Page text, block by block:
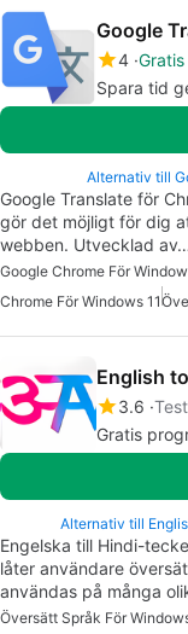
Google
4 Gratis
Spara tid
Alternativ till
Google Translate för
gör det möjligt för dig
webben. Utvecklad
Google Chrome För
Chrome För Windows 11
English
3.6
Gratis
Alternativ till
Engelska till Hindi-
låter användare
användas på många
Översätt Språk För